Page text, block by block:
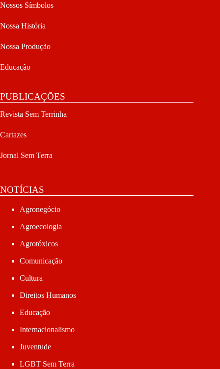
Nossos Símbolos
Nossa História
Nossa Produção
Educação
PUBLICAÇÕES
Revista Sem Terrinha
Cartazes
Jornal Sem Terra
NOTÍCIAS
Agronegócio
Agroecologia
Agrotóxicos
Comunicação
Cultura
Direitos Humanos
Educação
Internacionalismo
Juventude
LGBT Sem Terra